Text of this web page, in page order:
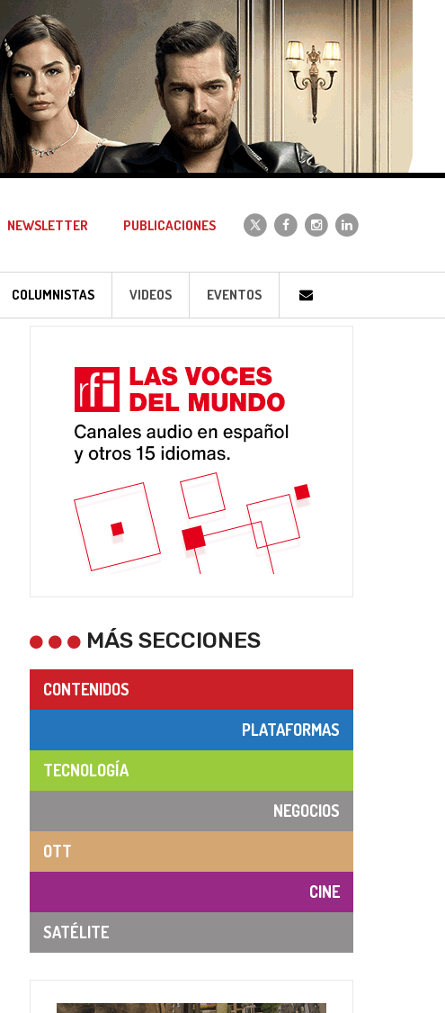
NEWSLETTER PUBLICACIONES
COLUMNISTAS VIDEOS EVENTOS
MÁS SECCIONES
CONTENIDOS
PLATAFORMAS
TECNOLOGÍA
NEGOCIOS
OTT
CINE
SATÉLITE